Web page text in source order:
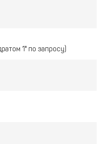
подходит для
в надёжном
так и для домашних
и точность на каждом
1" по запросу)